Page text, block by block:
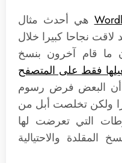
هي أحدث مثال
لاقت نجاحا كبيرا خلال
ما قام آخرون بنسخ
فقط على المتصفح
أن البعض فرض رسوم
قدرها 30 دولارا ولكن تخلصت أبل من
التي تعرضت لها
والاحتيالية